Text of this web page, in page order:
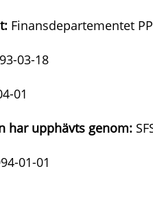
Finansdepartementet PP
03-18
01
har upphävts genom:
01-01